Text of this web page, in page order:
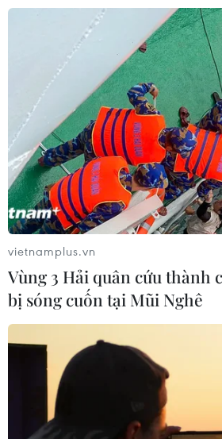
vietnamplus.vn
Vùng 3 Hải quân cứu thành
bị sóng cuốn tại Mũi Nghê